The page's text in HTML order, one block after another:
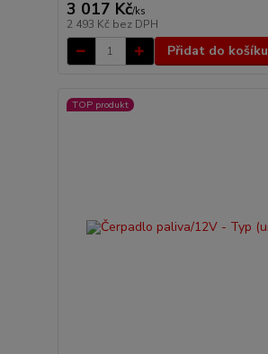
3 017 Kč/ks
2 493 Kč bez DPH
Přidat do košíku
TOP produkt